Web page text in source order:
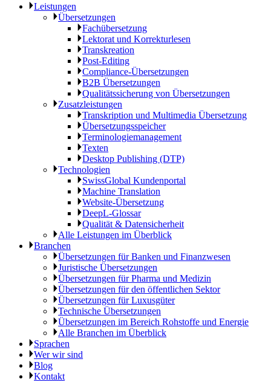
Leistungen
Übersetzungen
Fachübersetzung
Lektorat und Korrekturlesen
Transkreation
Post-Editing
Compliance-Übersetzungen
B2B Übersetzungen
Qualitätssicherung von Übersetzungen
Zusatzleistungen
Transkription und Multimedia Übersetzung
Übersetzungsspeicher
Terminologiemanagement
Texten
Desktop Publishing (DTP)
Technologien
SwissGlobal Kundenportal
Machine Translation
Website-Übersetzung
DeepL-Glossar
Qualität & Datensicherheit
Alle Leistungen im Überblick
Branchen
Übersetzungen für Banken und Finanzwesen
Juristische Übersetzungen
Übersetzungen für Pharma und Medizin
Übersetzungen für den öffentlichen Sektor
Übersetzungen für Luxusgüter
Technische Übersetzungen
Übersetzungen im Bereich Rohstoffe und Energie
Alle Branchen im Überblick
Sprachen
Wer wir sind
Blog
Kontakt